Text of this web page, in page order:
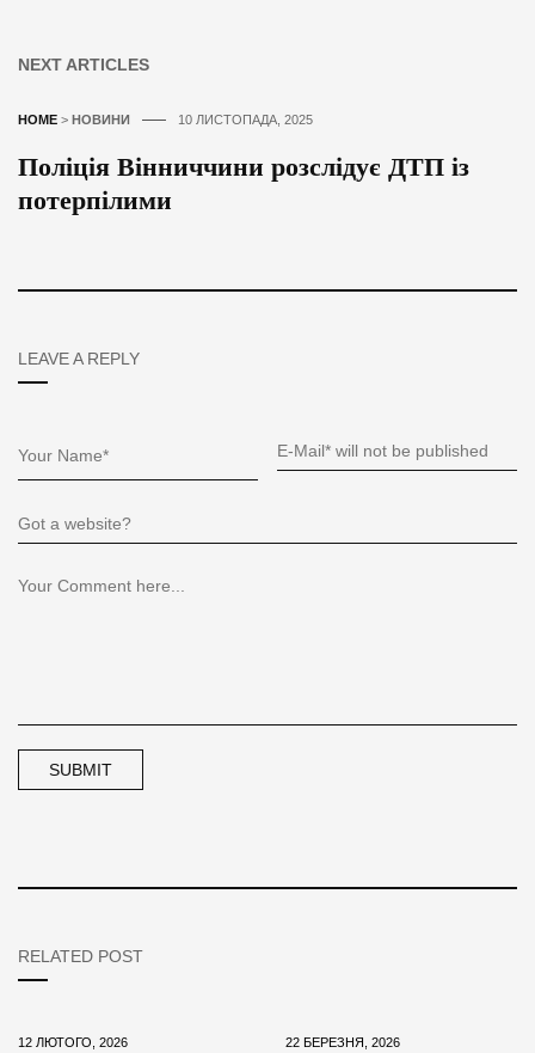
NEXT ARTICLES
HOME > НОВИНИ 10 ЛИСТОПАДА, 2025
Поліція Вінниччини розслідує ДТП із
потерпілими
LEAVE A REPLY
RELATED POST
12 ЛЮТОГО, 2026 22 БЕРЕЗНЯ, 2026